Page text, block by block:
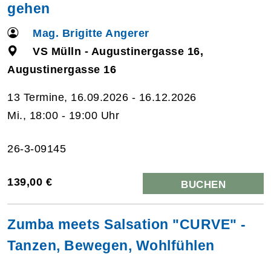
gehen
Mag. Brigitte Angerer
VS Mülln - Augustinergasse 16,
Augustinergasse 16
13 Termine, 16.09.2026 - 16.12.2026
Mi., 18:00 - 19:00 Uhr
26-3-09145
139,00 € BUCHEN
Zumba meets Salsation "CURVE" -
Tanzen, Bewegen, Wohlfühlen